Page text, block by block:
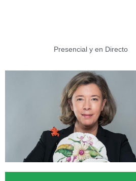
Presencial y en Directo